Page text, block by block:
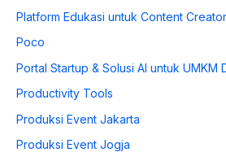
Platform Edukasi untuk Content
Poco
Portal Startup & Solusi AI untuk UMKM
Productivity Tools
Produksi Event Jakarta
Produksi Event Jogja